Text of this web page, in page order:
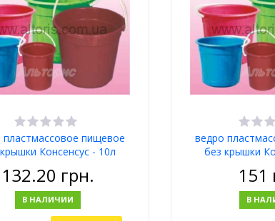
пластмассовое пищевое
Консенсус - 10л
132.20 грн.
В НАЛИЧИИ
ведро
без крышки
151
В